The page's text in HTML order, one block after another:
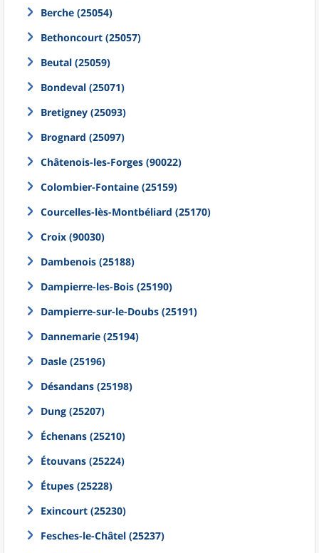
Berche (25054)
Bethoncourt (25057)
Beutal (25059)
Bondeval (25071)
Bretigney (25093)
Brognard (25097)
Châtenois-les-Forges (90022)
Colombier-Fontaine (25159)
Courcelles-lès-Montbéliard (25170)
Croix (90030)
Dambenois (25188)
Dampierre-les-Bois (25190)
Dampierre-sur-le-Doubs (25191)
Dannemarie (25194)
Dasle (25196)
Désandans (25198)
Dung (25207)
Échenans (25210)
Étouvans (25224)
Étupes (25228)
Exincourt (25230)
Fesches-le-Châtel (25237)